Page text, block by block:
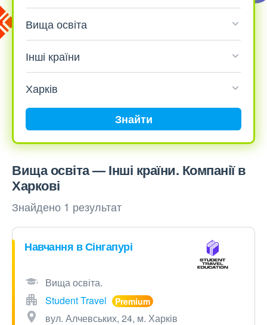
Знайти
Вища освіта — Інші країни. Компанії в
Харкові
Знайдено 1 результат
Навчання в Сінгапурі
Вища освіта.
Student Travel
вул. Алчевських, 24, м. Харків